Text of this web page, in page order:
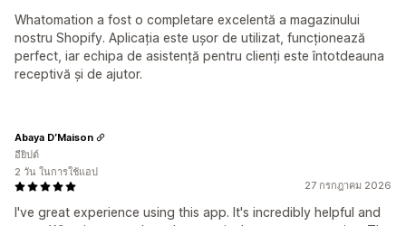
Whatomation a fost o completare excelentă a magazinului
nostru Shopify. Aplicația este ușor de utilizat, funcționează
perfect, iar echipa de asistență pentru clienți este întotdeauna
receptivă și de ajutor.
27 กรกฎาคม 2026
I've great experience using this app. It's incredibly helpful and
Abaya D’Maison
อียิปต์
2 วัน ในการใช้แอป